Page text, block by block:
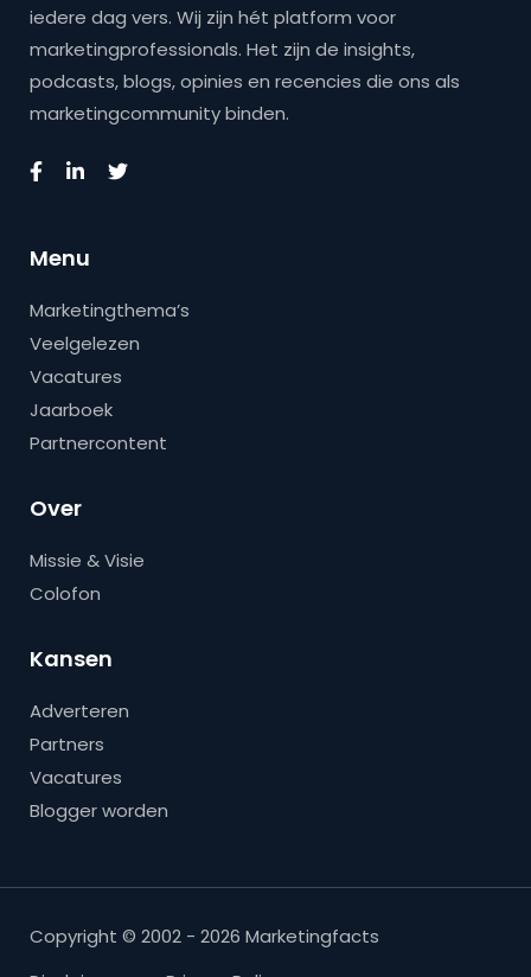
iedere dag vers. Wij zijn hét platform voor
marketingprofessionals. Het zijn de insights,
podcasts, blogs, opinies en recencies die ons als
marketingcommunity binden.
Menu
Marketingthema’s
Veelgelezen
Vacatures
Jaarboek
Partnercontent
Over
Missie & Visie
Colofon
Kansen
Adverteren
Partners
Vacatures
Blogger worden
Copyright © 2002 - 2026 Marketingfacts